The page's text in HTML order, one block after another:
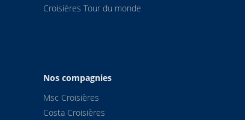
Croisières Tour du monde
Nos compagnies
Msc Croisières
Costa Croisières